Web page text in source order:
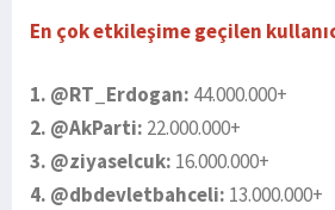
En çok etkileşime geçilen
1. @RT_Erdogan: 44.000.000+
2. @AkParti: 22.000.000+
3. @ziyaselcuk: 16.000.000+
4. @dbdevletbahceli: 13.000.000+